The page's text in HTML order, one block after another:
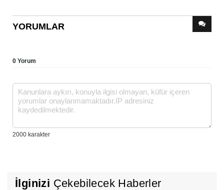
YORUMLAR
0 Yorum
İlginizi Çekebilecek Haberler